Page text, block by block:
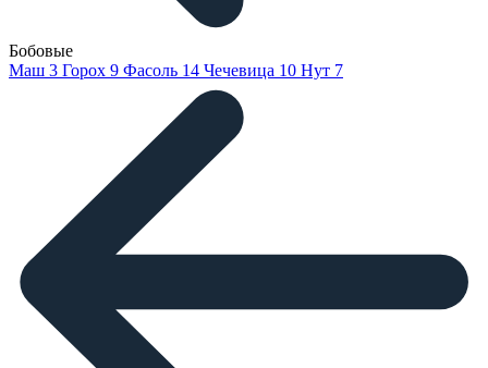
Бобовые
Маш 3 Горох 9 Фасоль 14 Чечевица 10 Нут 7